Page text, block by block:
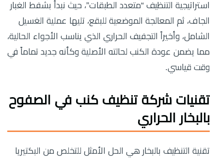
استراتيجية التنظيف “متعدد الطبقات”، حيث نبدأ بشفط الغبار
الجاف، ثم المعالجة الموضعية للبقع، تليها عملية الغسيل
الشامل، وأخيراً التجفيف الحراري الذي يناسب الأجواء الحالية،
مما يضمن عودة الكنب لحالته الأصلية وكأنه جديد تماماً في
وقت قياسي.
تقنيات شركة تنظيف كنب في الصفوح
بالبخار الحراري
تقنية التنظيف بالبخار هي الحل الأمثل للتخلص من البكتيريا